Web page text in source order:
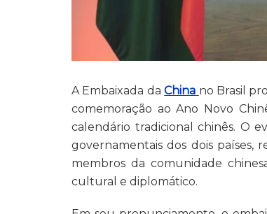
A Embaixada daChina no Brasil
comemoração ao Ano Novo
calendário tradicional chinês. O
governamentais dos dois países,
membros da comunidade
cultural e diplomático.